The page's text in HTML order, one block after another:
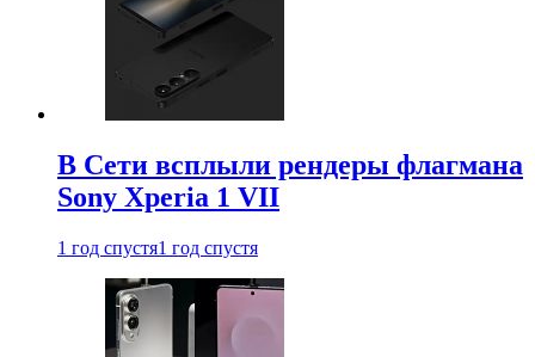
В Сети всплыли рендеры флагмана
Sony Xperia 1 VII
1 год спустя1 год спустя